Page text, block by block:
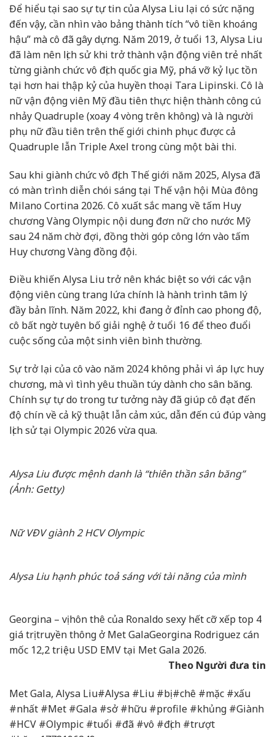
Để hiểu tại sao sự tự tin của Alysa Liu lại có sức nặng
đến vậy, cần nhìn vào bảng thành tích “vô tiền khoáng
hậu” mà cô đã gây dựng. Năm 2019, ở tuổi 13, Alysa Liu
đã làm nên lịch sử khi trở thành vận động viên trẻ nhất
từng giành chức vô địch quốc gia Mỹ, phá vỡ kỷ lục tồn
tại hơn hai thập kỷ của huyền thoại Tara Lipinski. Cô là
nữ vận động viên Mỹ đầu tiên thực hiện thành công cú
nhảy Quadruple (xoay 4 vòng trên không) và là người
phụ nữ đầu tiên trên thế giới chinh phục được cả
Quadruple lẫn Triple Axel trong cùng một bài thi.
Sau khi giành chức vô địch Thế giới năm 2025, Alysa đã
có màn trình diễn chói sáng tại Thế vận hội Mùa đông
Milano Cortina 2026. Cô xuất sắc mang về tấm Huy
chương Vàng Olympic nội dung đơn nữ cho nước Mỹ
sau 24 năm chờ đợi, đồng thời góp công lớn vào tấm
Huy chương Vàng đồng đội.
Điều khiến Alysa Liu trở nên khác biệt so với các vận
động viên cùng trang lứa chính là hành trình tâm lý
đầy bản lĩnh. Năm 2022, khi đang ở đỉnh cao phong độ,
cô bất ngờ tuyên bố giải nghệ ở tuổi 16 để theo đuổi
cuộc sống của một sinh viên bình thường.
Sự trở lại của cô vào năm 2024 không phải vì áp lực huy
chương, mà vì tình yêu thuần túy dành cho sân băng.
Chính sự tự do trong tư tưởng này đã giúp cô đạt đến
độ chín về cả kỹ thuật lẫn cảm xúc, dẫn đến cú đúp vàng
lịch sử tại Olympic 2026 vừa qua.
Alysa Liu được mệnh danh là “thiên thần sân băng”
(Ảnh: Getty)
Nữ VĐV giành 2 HCV Olympic
Alysa Liu hạnh phúc toả sáng với tài năng của mình
Georgina – vị hôn thê của Ronaldo sexy hết cỡ xếp top 4
giá trị truyền thông ở Met GalaGeorgina Rodriguez cán
mốc 12,2 triệu USD EMV tại Met Gala 2026.
Theo Người đưa tin
Met Gala, Alysa Liu#Alysa #Liu #bị #chê #mặc #xấu
#nhất #Met #Gala #sở #hữu #profile #khủng #Giành
#HCV #Olympic #tuổi #đã #vô #địch #trượt